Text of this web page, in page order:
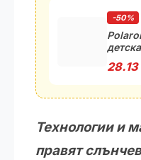
-50%
28.13
Технологии и
правят